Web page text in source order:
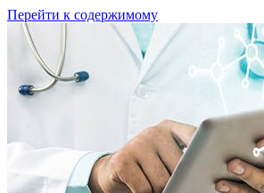
Перейти к содержимому